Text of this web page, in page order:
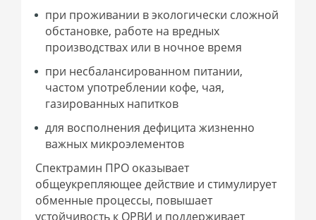
при проживании в экологически сложной
обстановке, работе на вредных
производствах или в ночное время
при несбалансированном питании,
частом употреблении кофе, чая,
газированных напитков
для восполнения дефицита жизненно
важных микроэлементов
Спектрамин ПРО оказывает
общеукрепляющее действие и стимулирует
обменные процессы, повышает
устойчивость к ОРВИ и поддерживает